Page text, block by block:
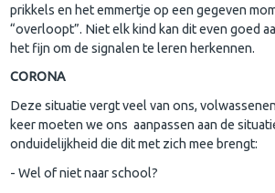
prikkels en het emmertje op een gegeven
“overloopt”. Niet elk kind kan dit even goed
het fijn om de signalen te leren herkennen.
CORONA
Deze situatie vergt veel van ons,
keer moeten we ons aanpassen aan de
onduidelijkheid die dit met zich mee brengt:
- Wel of niet naar school?